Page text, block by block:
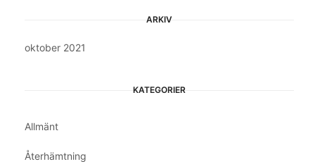
ARKIV
oktober 2021
KATEGORIER
Allmänt
Återhämtning